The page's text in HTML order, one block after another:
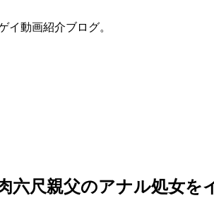
イ動画紹介ブログ。
六尺親父のアナル処女を